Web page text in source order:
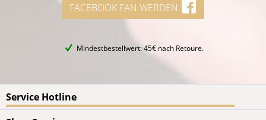
FACEBOOK FAN WERDEN
Mindestbestellwert: 45€ nach Retoure.
Service Hotline